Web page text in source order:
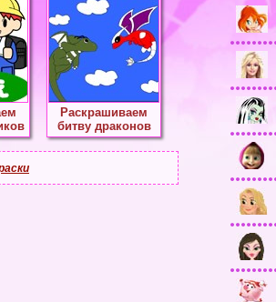
Раскрашиваем
битву драконов